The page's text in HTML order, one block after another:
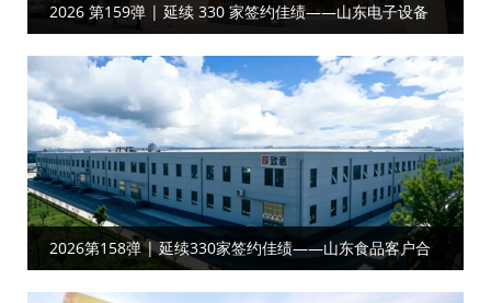
2026 第159弹 | 延续 330 家签约佳绩——山东电子设备
客户携手共启工厂目视化合作
2026第158弹 | 延续330家签约佳绩——山东食品客户合
作工厂目视化